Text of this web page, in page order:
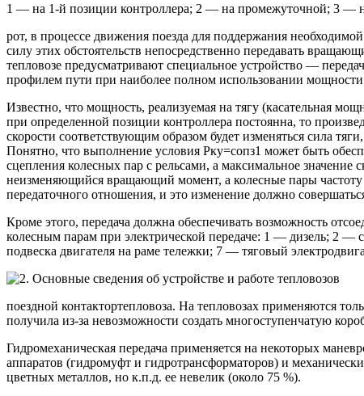
1 — на 1-й позиции контроллера; 2 — на промежуточной; 3 —
рот, в процессе движения поезда для поддержания
силу этих обстоятельств непосредственно передавать
тепловозе предусматривают специальное устройство —
профилем пути при наиболее полном использовании мощности
Известно, что мощность, реализуемая на тягу (касательная
при определенной позиции контроллера постоянна, то
скорости соответствующим образом будет изменяться сила
Понятно, что выполнение условия Рку=сопз1 может быть
сцепления колесных пар с рельсами, а максимальное
неизменяющийся вращающий момент, а колесные пары частоту
передаточного отношения, и это изменение должно
Кроме этого, передача должна обеспечивать возможность
колесным парам при электрической передаче: 1 — дизель; 2
подвеска двигателя на раме тележки; 7 — тяговый
поездной контактортепловоза. На тепловозах применяются
получила из-за невозможности создать многоступенчатую
Гидромеханическая передача применяется на некоторых
аппаратов (гидромуфт и гидротрансформаторов) и
цветных металлов, но к.п.д. ее невелик (около 75 %).